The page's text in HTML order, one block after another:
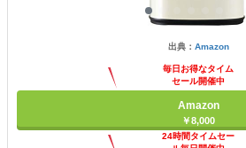
出典： Amazon
毎日お得なタイム
セール開催中
Amazon
￥8,000
24時間タイムセー